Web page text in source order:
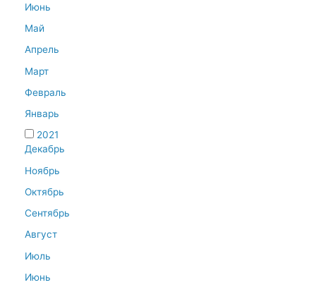
Июнь
Май
Апрель
Март
Февраль
Январь
2021
Декабрь
Ноябрь
Октябрь
Сентябрь
Август
Июль
Июнь